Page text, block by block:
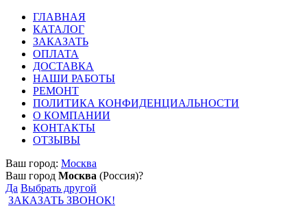
ГЛАВНАЯ
КАТАЛОГ
ЗАКАЗАТЬ
ОПЛАТА
ДОСТАВКА
НАШИ РАБОТЫ
РЕМОНТ
ПОЛИТИКА КОНФИДЕНЦИАЛЬНОСТИ
О КОМПАНИИ
КОНТАКТЫ
ОТЗЫВЫ
Ваш город: Москва
Ваш город Москва (Россия)?
Да Выбрать другой
ЗАКАЗАТЬ ЗВОНОК!